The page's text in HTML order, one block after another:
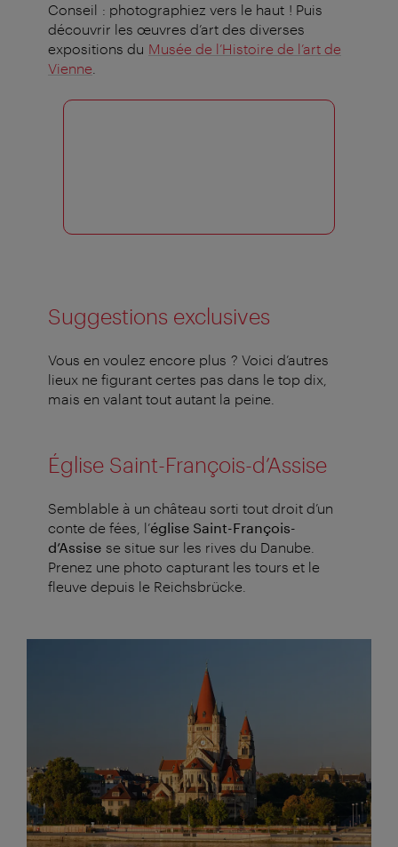
Conseil : photographiez vers le haut ! Puis
découvrir les œuvres d’art des diverses
expositions du Musée de l’Histoire de l’art de
Vienne
Suggestions exclusives
Vous en voulez encore plus ? Voici d’autres
lieux ne figurant certes pas dans le top dix,
mais en valant tout autant la peine.
Église Saint-François-d’Assise
Semblable à un château sorti tout droit d’un
conte de fées, l’église Saint-François-
d’Assise se situe sur les rives du Danube.
Prenez une photo capturant les tours et le
fleuve depuis le Reichsbrücke.